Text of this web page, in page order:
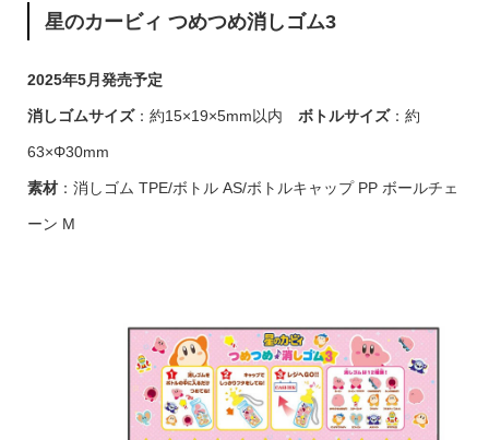
星のカービィ つめつめ消しゴム3
2025年5月発売予定
消しゴムサイズ：約15×19×5mm以内 ボトルサイズ：約
63×Φ30mm
素材：消しゴム TPE/ボトル AS/ボトルキャップ PP ボールチェ
ーン M